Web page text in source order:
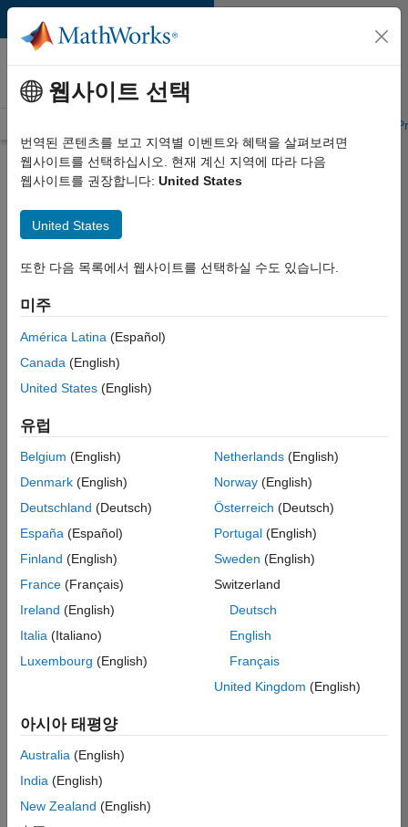
콘텐츠로 바로 가기
MATLAB and
Simulink Training
Natick, MA
Address
1 Apple Hill Drive
Natick, MA 01760
United States
(508) 647-7000
Directions
View Larger Map
Accommodations
웹사이트 선택
번역된 콘텐츠를 보고 지역별 이벤트와 혜택을 살펴보려면
웹사이트를 선택하십시오. 현재 계신 지역에 따라 다음
웹사이트를 권장합니다: United States
United States
또한 다음 목록에서 웹사이트를 선택하실 수도 있습니다.
미주
América Latina (Español)
Canada (English)
United States (English)
유럽
Belgium (English)
Denmark (English)
Deutschland (Deutsch)
España (Español)
Finland (English)
France (Français)
Ireland (English)
Italia (Italiano)
Luxembourg (English)
Netherlands(English)
Norway(English)
Österreich (Deutsch)
Portugal(English)
Sweden (English)
Switzerland
Deutsch
English
Français
United Kingdom (English)
아시아 태평양
Australia (English)
India (English)
New Zealand (English)